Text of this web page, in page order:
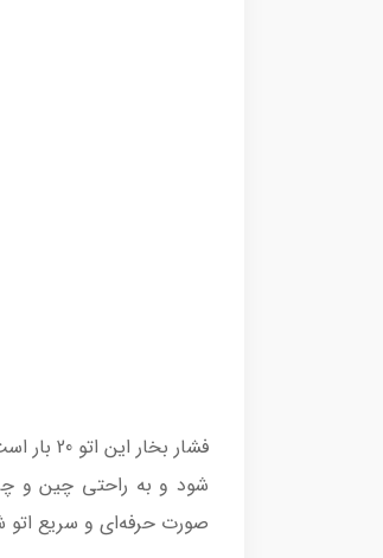
فشار
شود و به راحتی چین و
صورت حرفه‌ای و سریع اتو